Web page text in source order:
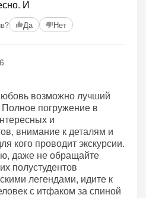
Да Нет
возможно лучший
погружение в
и
внимание к деталям и
кого проводит экскурсии.
даже не обращайте
полустудентов
легендами, идите к
с итфаком за спиной